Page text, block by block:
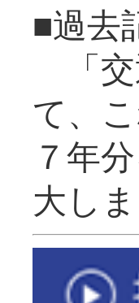
■過去
「交
て、
７年
大